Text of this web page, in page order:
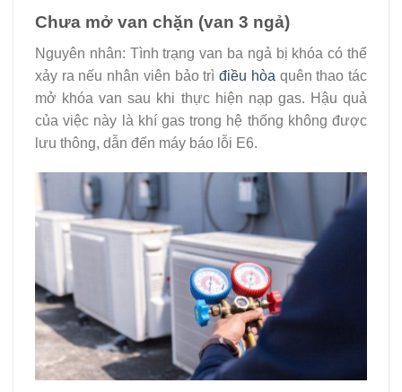
Chưa mở van chặn (van 3 ngả)
Nguyên nhân: Tình trạng van ba ngả bị khóa có thể
xảy ra nếu nhân viên bảo trìđiều hòa quên thao tác
mở khóa van sau khi thực hiện nạp gas. Hậu quả
của việc này là khí gas trong hệ thống không được
lưu thông, dẫn đến máy báo lỗi E6.